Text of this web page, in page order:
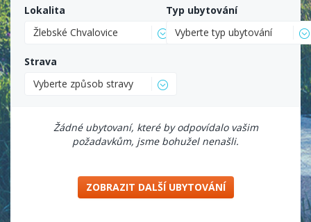
Lokalita
Žlebské Chvalovice
Typ ubytování
Vyberte typ ubytování
Strava
Vyberte způsob stravy
Žádné ubytovaní, které by odpovídalo vašim
požadavkům, jsme bohužel nenašli.
ZOBRAZIT DALŠÍ UBYTOVÁNÍ